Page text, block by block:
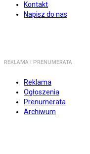
Kontakt
Napisz do nas
REKLAMA I PRENUMERATA
Reklama
Ogłoszenia
Prenumerata
Archiwum